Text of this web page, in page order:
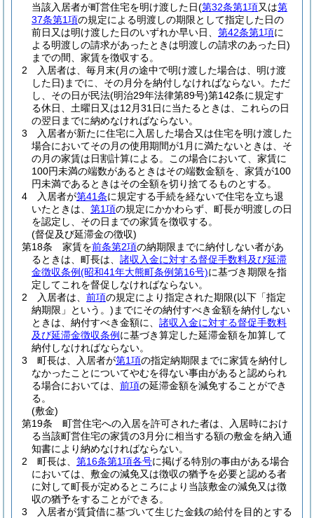
当該入居者が町営住宅を明け渡した日(第32条第1項又は第
37条第1項の規定による明渡しの期限として指定した日の
前日又は明け渡した日のいずれか早い日、 第42条第1項に
よる明渡しの請求があったときは明渡しの請求のあった日)
までの間、家賃を徴収する。
2
入居者は、毎月末(月の途中で明け渡した場合は、明け渡
した日) までに、その月分を納付しなければならない。 ただ
し、その日が民法(明治29年法律第89号)第142条に規定す
る休日、土曜日又は12月31日に当たるときは、これらの日
の翌日までに納めなければならない。
3
入居者が新たに住宅に入居した場合又は住宅を明け渡した
場合においてその月の使用期間が1月に満たないときは、そ
の月の家賃は日割計算による。
この場合において、家賃に
100円未満の端数があるときはその端数金額を、家賃が100
円未満であるときはその全額を切り捨てるものとする。
4
入居者が第41条に規定する手続を経ないで住宅を立ち退
いたときは、 第1項の規定にかかわらず、町長が明渡しの日
を認定し、その日までの家賃を徴収する。
(督促及び延滞金の徴収)
第18条
家賃を前条第2項の納期限までに納付しない者があ
るときは、町長は、 諸収入金に対する督促手数料及び延滞
金徴収条例(昭和41年大熊町条例第16号)に基づき期限を指
定してこれを督促しなければならない。
2
入居者は、 前項の規定により指定された期限(以下「指定
納期限」という。) までにその納付すべき金額を納付しない
ときは、納付すべき金額に、 諸収入金に対する督促手数料
及び延滞金徴収条例 に基づき算定した延滞金額を加算して
納付しなければならない。
3
町長は、入居者が第1項の指定納期限までに家賃を納付し
なかったことについてやむを得ない事由があると認められ
る場合においては、 前項の延滞金額を減免することができ
る。
(敷金)
第19条
町営住宅への入居を許可された者は、入居時におけ
る当該町営住宅の家賃の3月分に相当する額の敷金を納入通
知書により納めなければならない。
2
町長は、 第16条第1項各号に掲げる特別の事由がある場合
においては、敷金の減免又は徴収の猶予を必要と認める者
に対して町長が定めるところにより当該敷金の減免又は徴
収の猶予をすることができる。
3
入居者が賃貸借に基づいて生じた金銭の給付を目的とする